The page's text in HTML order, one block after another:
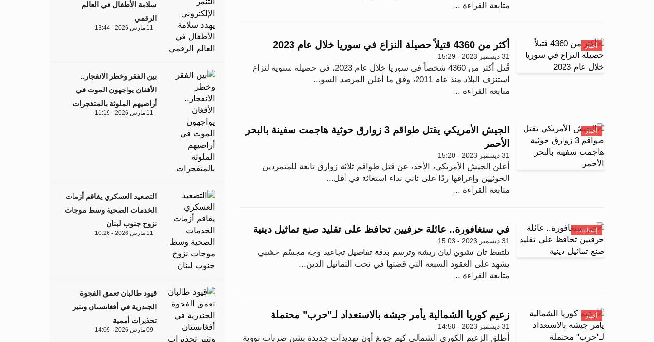
متابعة القراءة ...
أخبار أكثر من 4360 قتيلاً حصيلة النزاع في سوريا خلال عام 2023
31 ديسمبر 2023 - 15:29
قُتل أكثر من 4360 شخصاً في سوريا خلال عام 2023، في حصيلة سنوية لنزاع
استنزف البلاد منذ عام 2011، وفق ما أعلن المرصد السو...
متابعة القراءة ...
أخبار
الجيش الأمريكي يقتل طواقم 3 زوارق حوثية هاجمت سفينة بالبحر
الأحمر
31 ديسمبر 2023 - 15:20
أعلن الجيش الأمريكي، الأحد، عن قتل طواقم ثلاثة زوارق تابعة للمتمردين
الحوثيين وإغراقها ردًا على ثاني نداء استغاثة في أقل...
متابعة القراءة ...
إنسانيات في سنغافورة.. عائلة حرفيين تحافظ على تقليد صنع تماثيل دينية
31 ديسمبر 2023 - 15:03
تلتقط تان تشوي ليان ريشة وترسم بدقة تفاصيل تجاعيد وجه مجسّم خشبي
يشهد على العقود السبعة التي قضتها في نحت التماثيل الدين...
متابعة القراءة ...
أخبار زعيم كوريا الشمالية يأمر جيشه بالاستعداد لـ"حرب" محتملة
31 ديسمبر 2023 - 14:58
أطلق الزعيم الكوري الشمالي كيم جونغ أون تهديدات جديدة بشن ضربات نووية
سلامة الأطفال في العالم
الرقمي
11 مارس 2026 - 13:44
بين الفقر وخطر الانفجار..
الأفغان يواجهون الموت في
أراضيهم الملوثة بالمتفجرات
11 مارس 2026 - 11:19
التصعيد العسكري يفاقم أزمات
الخدمات الصحية وسط موجات
نزوح جنوب لبنان
11 مارس 2026 - 10:26
قيود طالبان تعمق الفجوة
الجندرية في أفغانستان وتثير
تحذيرات أممية
09 مارس 2026 - 14:09